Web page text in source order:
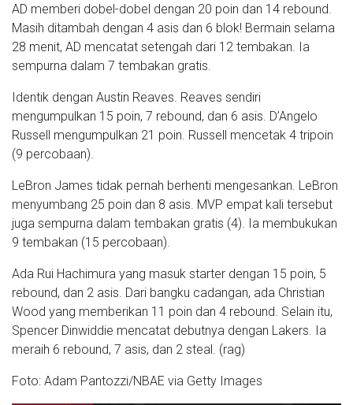
AD memberi dobel-dobel dengan 20 poin dan 14 rebound.
Masih ditambah dengan 4 asis dan 6 blok! Bermain selama
28 menit, AD mencatat setengah dari 12 tembakan. Ia
sempurna dalam 7 tembakan gratis.
Identik dengan Austin Reaves. Reaves sendiri
mengumpulkan 15 poin, 7 rebound, dan 6 asis. D’Angelo
Russell mengumpulkan 21 poin. Russell mencetak 4 tripoin
(9 percobaan).
LeBron James tidak pernah berhenti mengesankan. LeBron
menyumbang 25 poin dan 8 asis. MVP empat kali tersebut
juga sempurna dalam tembakan gratis (4). Ia membukukan
9 tembakan (15 percobaan).
Ada Rui Hachimura yang masuk starter dengan 15 poin, 5
rebound, dan 2 asis. Dari bangku cadangan, ada Christian
Wood yang memberikan 11 poin dan 4 rebound. Selain itu,
Spencer Dinwiddie mencatat debutnya dengan Lakers. Ia
meraih 6 rebound, 7 asis, dan 2 steal. (rag)
Foto: Adam Pantozzi/NBAE via Getty Images